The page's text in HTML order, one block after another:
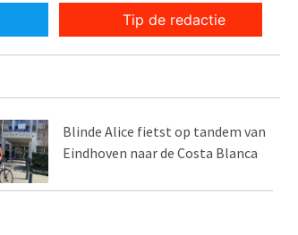
Tip de redactie
Blinde Alice fietst op tandem van
Eindhoven naar de Costa Blanca